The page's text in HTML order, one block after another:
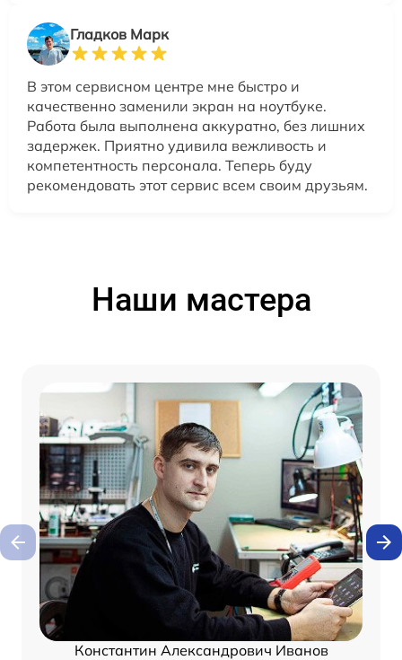
Гладков Марк
В этом сервисном центре мне быстро и
качественно заменили экран на ноутбуке.
Работа была выполнена аккуратно, без лишних
задержек. Приятно удивила вежливость и
компетентность персонала. Теперь буду
рекомендовать этот сервис всем своим друзьям.
Наши мастера
Константин Александрович Иванов